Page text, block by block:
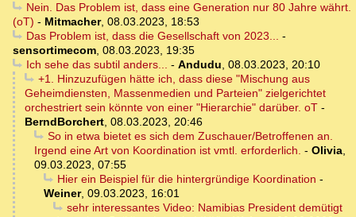
Nein. Das Problem ist, dass eine Generation nur 80 Jahre währt.
(oT) - Mitmacher, 08.03.2023, 18:53
Das Problem ist, dass die Gesellschaft von 2023... -
sensortimecom, 08.03.2023, 19:35
Ich sehe das subtil anders... - Andudu, 08.03.2023, 20:10
+1. Hinzuzufügen hätte ich, dass diese "Mischung aus
Geheimdiensten, Massenmedien und Parteien" zielgerichtet
orchestriert sein könnte von einer "Hierarchie" darüber. oT -
BerndBorchert, 08.03.2023, 20:46
So in etwa bietet es sich dem Zuschauer/Betroffenen an.
Irgend eine Art von Koordination ist vmtl. erforderlich. - Olivia,
09.03.2023, 07:55
Hier ein Beispiel für die hintergründige Koordination -
Weiner, 09.03.2023, 16:01
sehr interessantes Video: Namibias President demütigt